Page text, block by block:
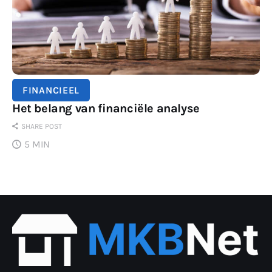
FINANCIEEL
Het belang van financiële analyse
SHARE POST
5 MIN